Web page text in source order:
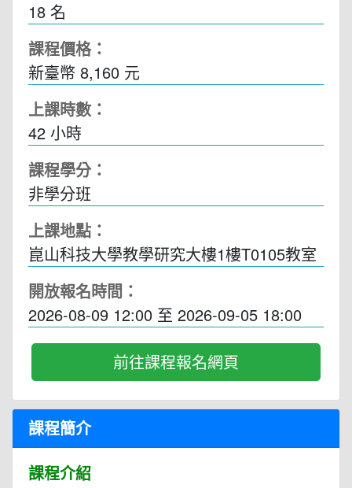
18 名
課程價格：
新臺幣 8,160 元
上課時數：
42 小時
課程學分：
非學分班
上課地點：
崑山科技大學教學研究大樓1樓T0105教室
開放報名時間：
2026-08-09 12:00 至 2026-09-05 18:00
前往課程報名網頁
課程簡介
課程介紹